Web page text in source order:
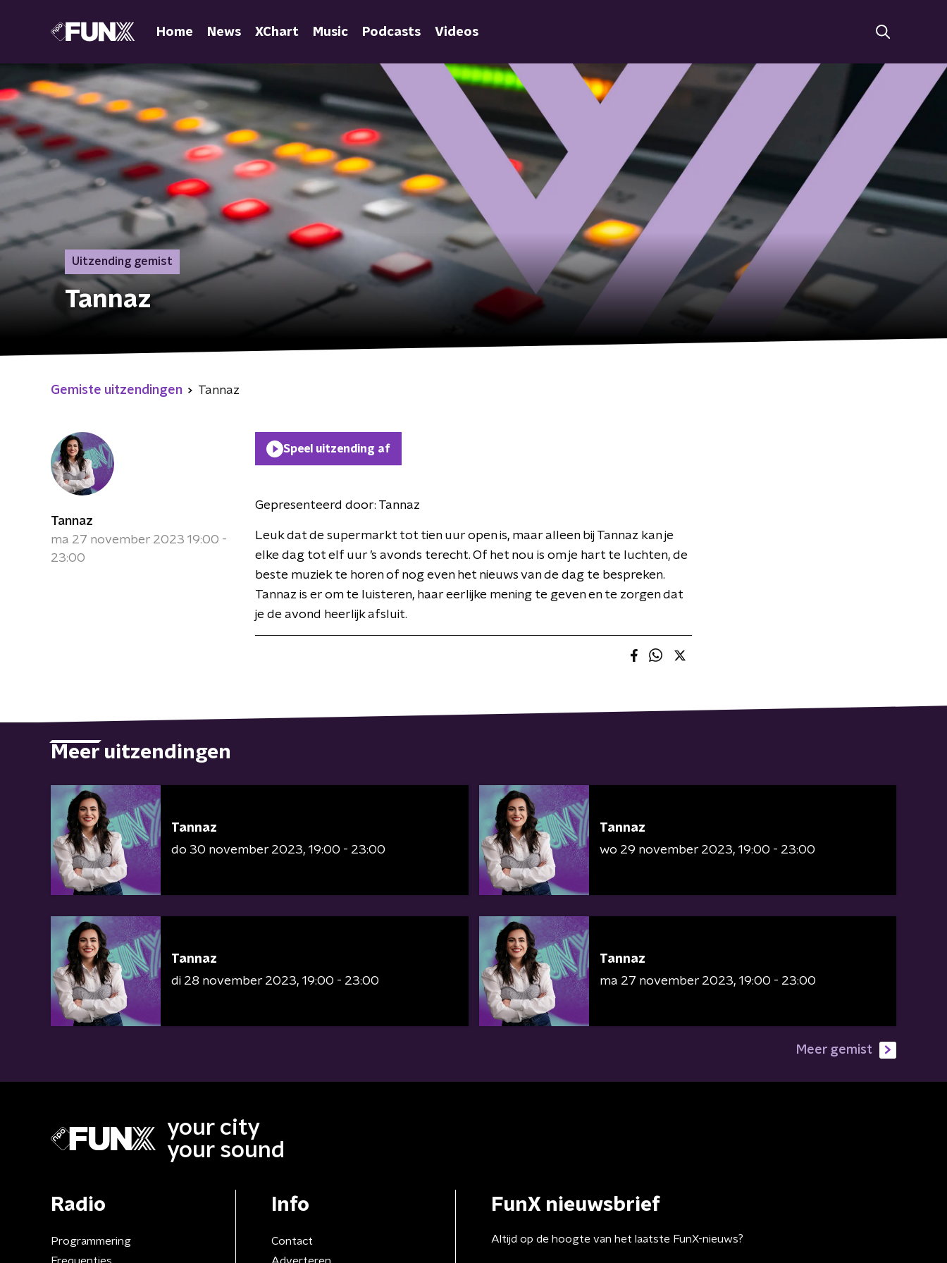
Home News XChart Music Podcasts Videos
Uitzending gemist
Tannaz
Gemiste uitzendingen Tannaz
Tannaz
ma 27 november 2023 19:00 -
23:00
Speel uitzending af
Gepresenteerd door: Tannaz
Leuk dat de supermarkt tot tien uur open is, maar alleen bij Tannaz kan je
elke dag tot elf uur ’s avonds terecht. Of het nou is om je hart te luchten, de
beste muziek te horen of nog even het nieuws van de dag te bespreken.
Tannaz is er om te luisteren, haar eerlijke mening te geven en te zorgen dat
je de avond heerlijk afsluit.
Meer uitzendingen
Tannaz
do 30 november 2023 19:00 - 23:00
Tannaz
wo 29 november 2023 19:00 - 23:00
Tannaz
di 28 november 2023 19:00 - 23:00
Tannaz
ma 27 november 2023 19:00 - 23:00
Meer gemist
your city
your sound
Radio
Programmering
Frequenties
Info
Contact
Adverteren
FunX nieuwsbrief
Altijd op de hoogte van het laatste FunX-nieuws?